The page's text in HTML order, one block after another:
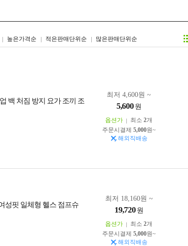
높은가격순 적은판매단위순 많은판매단위순
백 처짐 방지 요가 조끼 조
최저 4,600원 ~
5,600 원
옵션가 최소 2개
주문시결제 5,000원~
해외직배송
성핏 일체형 헬스 점프슈
최저 18,160원 ~
19,720 원
옵션가 최소 2개
주문시결제 5,000원~
해외직배송